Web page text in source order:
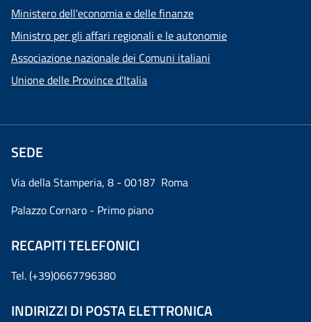
Ministero dell'economia e delle finanze
Ministro per gli affari regionali e le autonomie
Associazione nazionale dei Comuni italiani
Unione delle Province d'Italia
SEDE
Via della Stamperia, 8 - 00187 Roma
Palazzo Cornaro - Primo piano
RECAPITI TELEFONICI
Tel. (+39)0667796380
INDIRIZZI DI POSTA ELETTRONICA